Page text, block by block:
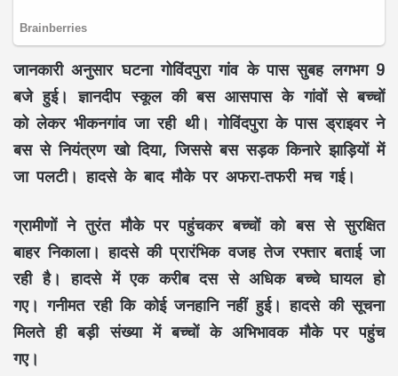
जानकारी अनुसार घटना गोविंदपुरा गांव के पास सुबह लगभग 9
बजे हुई। ज्ञानदीप स्कूल की बस आसपास के गांवों से बच्चों
को लेकर भीकनगांव जा रही थी। गोविंदपुरा के पास ड्राइवर ने
बस से नियंत्रण खो दिया, जिससे बस सड़क किनारे झाड़ियों में
जा पलटी। हादसे के बाद मौके पर अफरा-तफरी मच गई।
ग्रामीणों ने तुरंत मौके पर पहुंचकर बच्चों को बस से सुरक्षित
बाहर निकाला। हादसे की प्रारंभिक वजह तेज रफ्तार बताई जा
रही है। हादसे में एक करीब दस से अधिक बच्चे घायल हो
गए। गनीमत रही कि कोई जनहानि नहीं हुई। हादसे की सूचना
मिलते ही बड़ी संख्या में बच्चों के अभिभावक मौके पर पहुंच
गए।